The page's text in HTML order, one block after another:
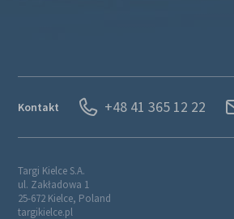
Kontakt +48 41 365 12 22
Targi Kielce S.A.
ul. Zakładowa 1
25-672 Kielce, Poland
targikielce.pl